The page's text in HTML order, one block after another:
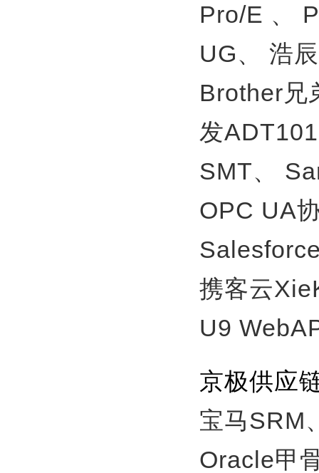
Pro/E 、
UG、
浩
Brother兄
发
SMT、
OPC UA
携客云
U9
京极供应
宝马SRM
Oracle甲